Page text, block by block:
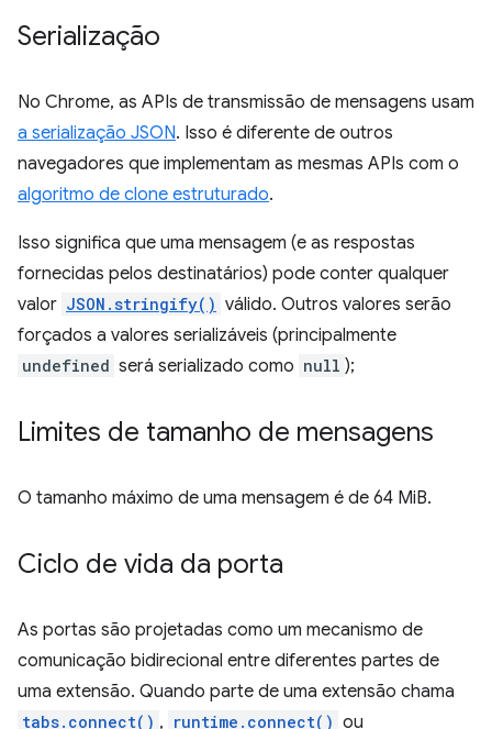
Serialização
No Chrome, as APIs de transmissão de mensagens usam
a serialização JSON. Isso é diferente de outros
navegadores que implementam as mesmas APIs com o
algoritmo de clone estruturado.
Isso significa que uma mensagem (e as respostas
fornecidas pelos destinatários) pode conter qualquer
valor JSON.stringify() válido. Outros valores serão
forçados a valores serializáveis (principalmente
undefined será serializado como null );
Limites de tamanho de mensagens
O tamanho máximo de uma mensagem é de 64 MiB.
Ciclo de vida da porta
As portas são projetadas como um mecanismo de
comunicação bidirecional entre diferentes partes de
uma extensão. Quando parte de uma extensão chama
tabs.connect() , runtime.connect() ou